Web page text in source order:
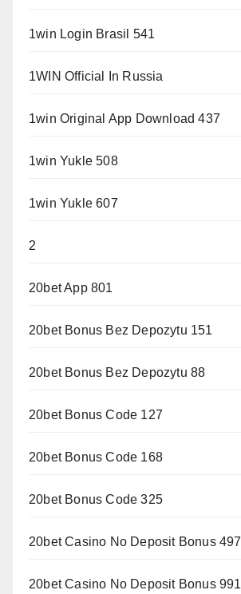
1win Login Brasil 541
1WIN Official In Russia
1win Original App Download 437
1win Yukle 508
1win Yukle 607
2
20bet App 801
20bet Bonus Bez Depozytu 151
20bet Bonus Bez Depozytu 88
20bet Bonus Code 127
20bet Bonus Code 168
20bet Bonus Code 325
20bet Casino No Deposit Bonus 497
20bet Casino No Deposit Bonus 991